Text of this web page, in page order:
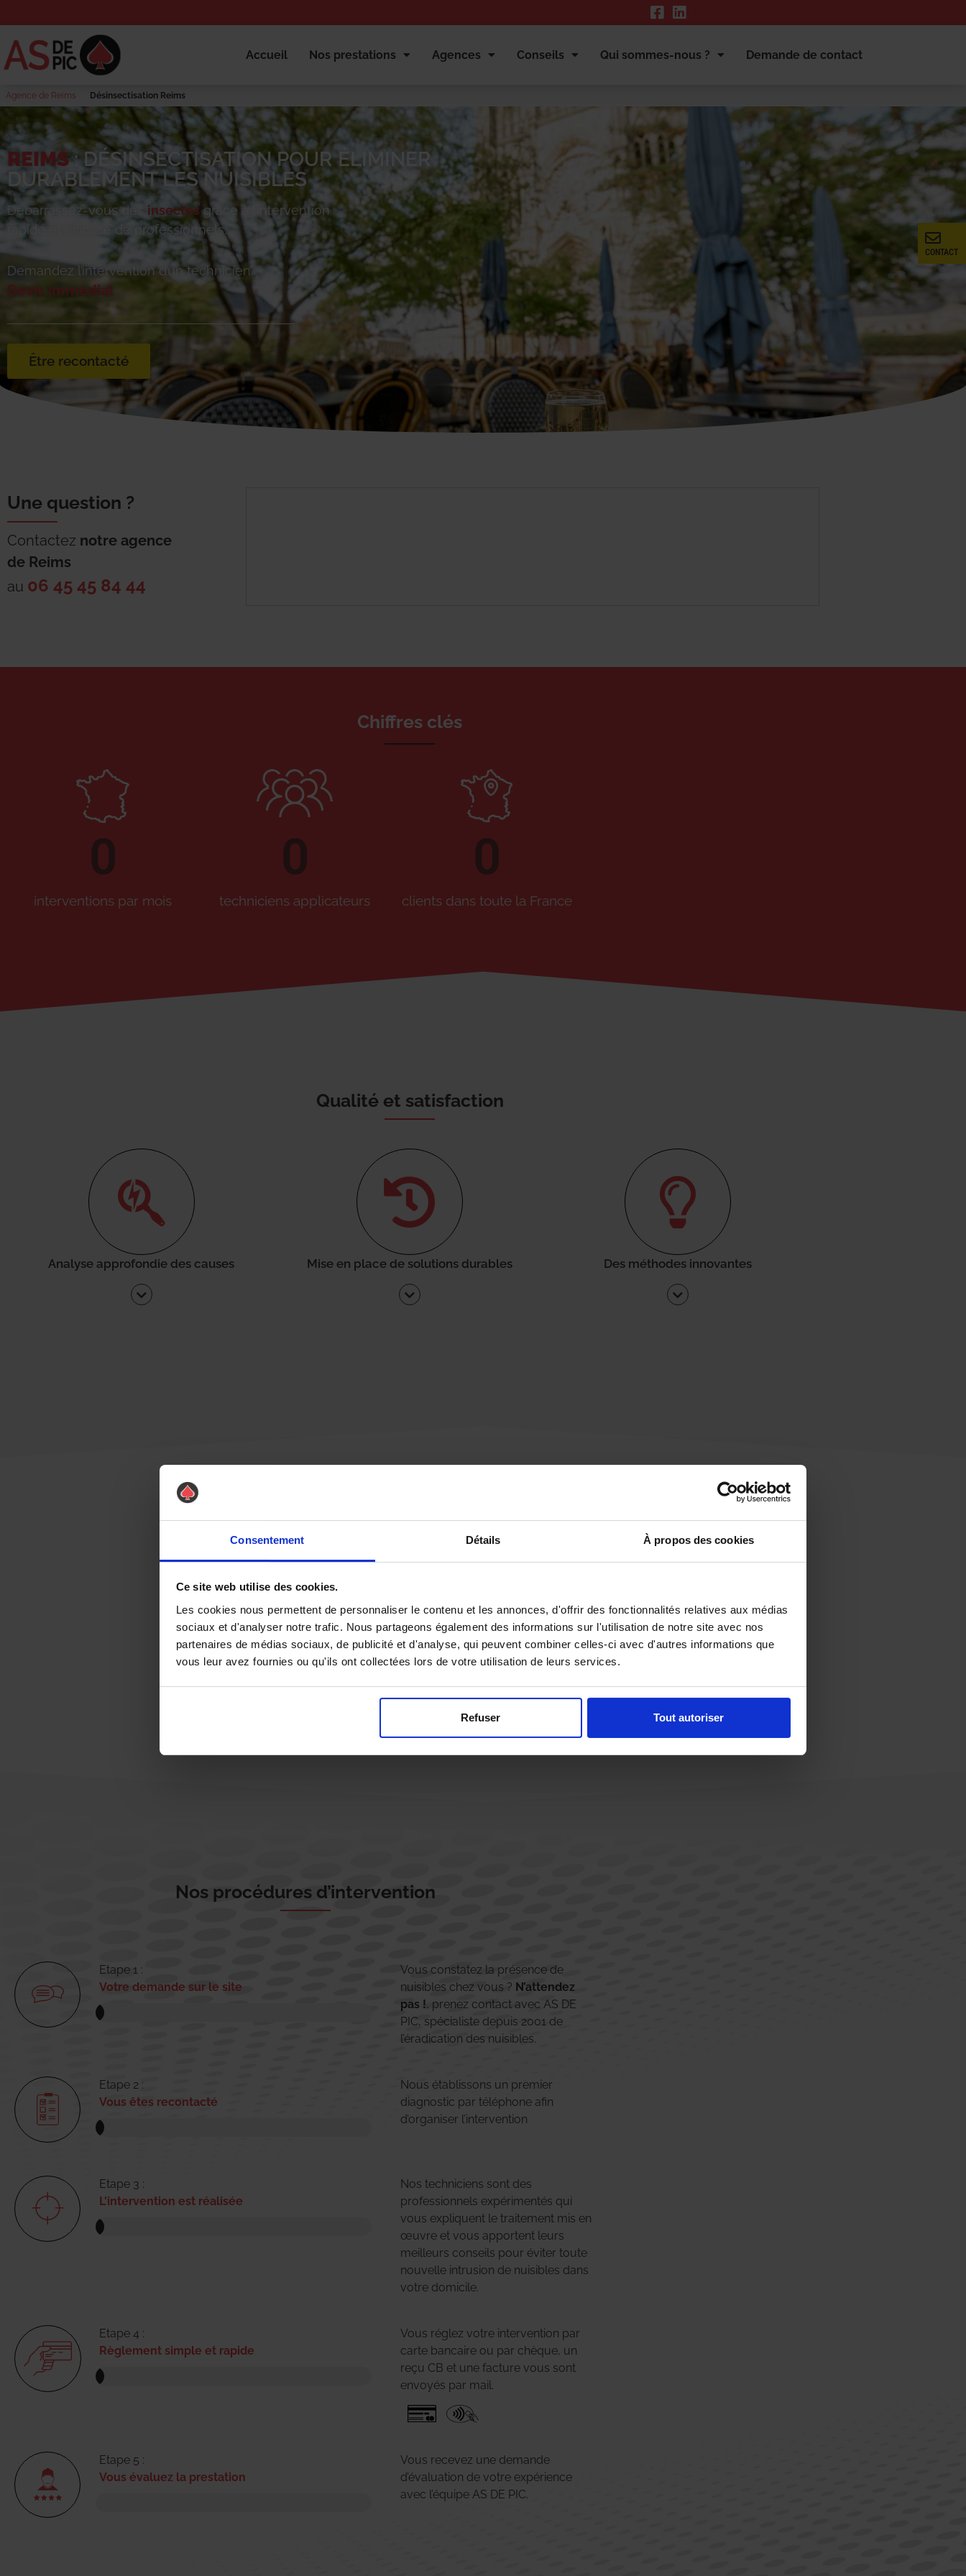
Consentement Détails À propos des cookies
Ce site web utilise des cookies.
Les cookies nous permettent de personnaliser le contenu et les annonces, d'offrir des fonctionnalités relatives aux médias
sociaux et d'analyser notre trafic. Nous partageons également des informations sur l'utilisation de notre site avec nos
partenaires de médias sociaux, de publicité et d'analyse, qui peuvent combiner celles-ci avec d'autres informations que
vous leur avez fournies ou qu'ils ont collectées lors de votre utilisation de leurs services.
Refuser Tout autoriser
Accueil Nos prestations Agences Conseils Qui sommes-nous ? Demande de contact
Agence de Reims Désinsectisation Reims
CONTACT
REIMS: DÉSINSECTISATION POUR ÉLIMINER
DURABLEMENT LES NUISIBLES
Débarrassez-vous des insectesgrâce à l’intervention
rapide et efficace de professionnels.
Demandez l’intervention d’un technicien.
Devis immédiat
Être recontacté
Une question ?
Contactez notre agence
de Reims
au 06 45 45 84 44
Chiffres clés
interventions par mois
0
techniciens applicateurs
0
clients dans toute la France
0
Qualité et satisfaction
Analyse approfondie des causes Mise en place de solutions durables Des méthodes innovantes
Une urgence ?
Vous souhaitez être
Nos procédures d’intervention
Etape 1 :
Votre demande sur le site
Vous constatez la présence de
nuisibles chez vous ? N’attendez
pas !, prenez contact avec AS DE
PIC, spécialiste depuis 2001 de
l’éradication des nuisibles.
Etape 2 :
Vous êtes recontacté
Nous établissons un premier
diagnostic par téléphone afin
d’organiser l’intervention
Etape 3 :
L'intervention est réalisée
Nos techniciens sont des
professionnels expérimentés qui
vous expliquent le traitement mis en
œuvre et vous apportent leurs
meilleurs conseils pour éviter toute
nouvelle intrusion de nuisibles dans
votre domicile.
Etape 4 :
Règlement simple et rapide
Vous réglez votre intervention par
carte bancaire ou par chèque, un
reçu CB et une facture vous sont
envoyés par mail.
Etape 5 :
Vous évaluez la prestation
Vous recevez une demande
d’évaluation de votre expérience
avec l’équipe AS DE PIC.